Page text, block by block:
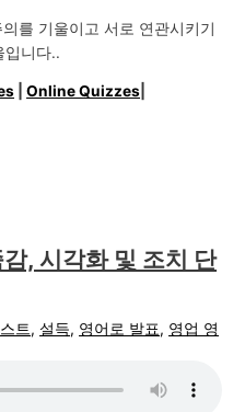
를 기울이고 서로 연관시키기
입니다..
|Online Quizzes
, 시각화 및 조치 단
트,설득, 영어로 발표, 영업 영